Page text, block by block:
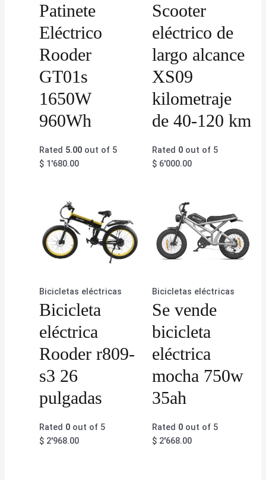
Patinete
Eléctrico
Rooder
GT01s
1650W
960Wh
Rated 5.00 out of 5
$ 1'680.00
Scooter
eléctrico de
largo alcance
XS09
kilometraje
de 40-120 km
Rated 0out of 5
$6'000.00
Bicicletas eléctricas
Bicicleta
eléctrica
Rooder r809-
s3 26
pulgadas
Rated 0 out of 5
$ 2'968.00
Bicicletas eléctricas
Se vende
bicicleta
eléctrica
mocha 750w
35ah
Rated 0out of 5
$2'668.00